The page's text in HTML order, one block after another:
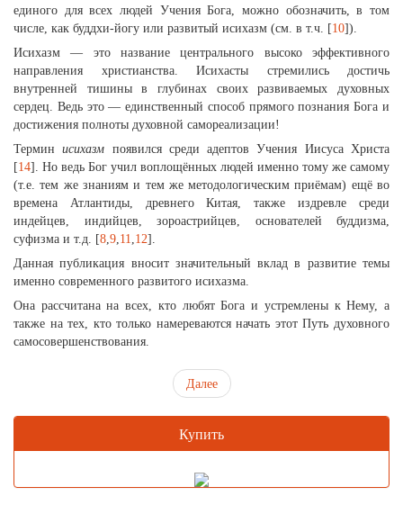
единого для всех людей Учения Бога, можно обозначить, в том
числе, как буддхи-йогу или развитый исихазм (см. в т.ч. [10]).
Исихазм — это название центрального высоко эффективного
направления христианства. Исихасты стремились достичь
внутренней тишины в глубинах своих развиваемых духовных
сердец. Ведь это — единственный способ прямого познания Бога и
достижения полноты духовной самореализации!
Терминисихазм появился среди адептов Учения Иисуса Христа
[14]. Но ведь Бог учил воплощённых людей именно тому же самому
(т.е. тем же знаниям и тем же методологическим приёмам) ещё во
времена Атлантиды, древнего Китая, также издревле среди
индейцев, индийцев, зороастрийцев, основателей буддизма,
суфизма и т.д. [8,9,11,12].
Данная публикация вносит значительный вклад в развитие темы
именно современного развитого исихазма.
Она рассчитана на всех, кто любят Бога и устремлены к Нему, а
также на тех, кто только намереваются начать этот Путь духовного
самосовершенствования.
Далее
Купить